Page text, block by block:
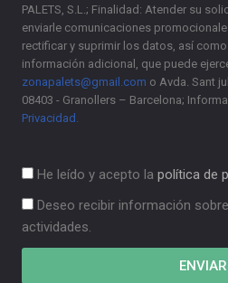
PALETS, S.L.; Finalidad: Atender su
enviarle comunicaciones
rectificar y suprimir los datos, así
información adicional, que puede
zonapalets@gmail.com o Avda. Sant
08403 - Granollers – Barcelona;
Privacidad.
He leído y acepto la política de
Deseo recibir información
actividades.
ENVIAR